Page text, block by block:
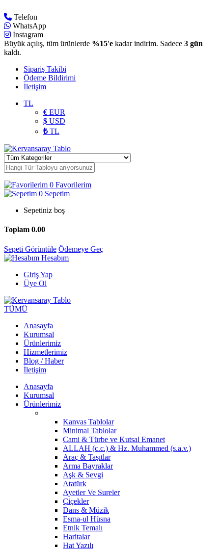
Telefon
WhatsApp
İnstagram
Büyük açılış, tüm ürünlerde %15'e kadar indirim. Sadece 3 gün
kaldı.
Sipariş Takibi
Ödeme Bildirimi
İletişim
TL
€ EUR
$ USD
₺TL
0 Favorilerim
0 Sepetim
Sepetiniz boş
Toplam 0.00
Sepeti Görüntüle Ödemeye Geç
Hesabım
Giriş Yap
Üye Ol
TÜMÜ
Anasayfa
Kurumsal
Ürünlerimiz
Hizmetlerimiz
Blog / Haber
İletişim
Anasayfa
Kurumsal
Ürünlerimiz
Kanvas Tablolar
Minimal Tablolar
Cami & Türbe ve Kutsal Emanet
ALLAH (c.c.) & Hz. Muhammed (s.a.v.)
Araç & Taşıtlar
Arma Bayraklar
Aşk & Sevgi
Atatürk
Ayetler Ve Sureler
Çiçekler
Dans & Müzik
Esma-ul Hüsna
Etnik Temalı
Haritalar
Hat Yazılı